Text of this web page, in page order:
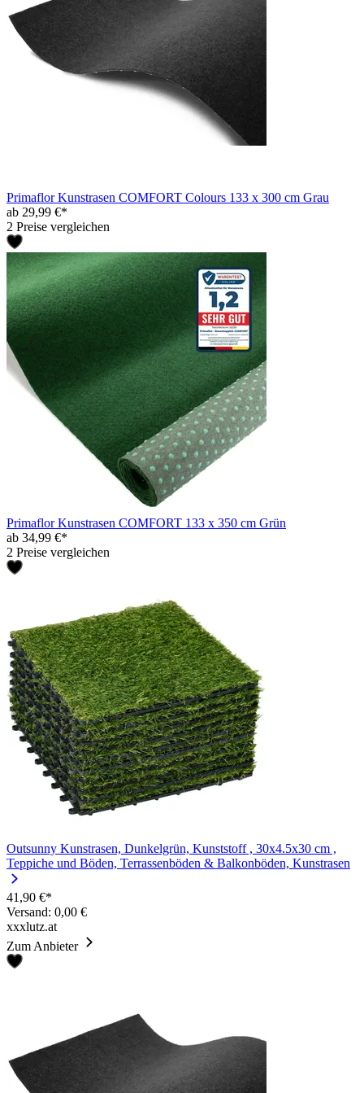
Primaflor Kunstrasen COMFORT Colours 133 x 300 cm Grau
ab 29,99 €*
2 Preise vergleichen
Primaflor Kunstrasen COMFORT 133 x 350 cm Grün
ab 34,99 €*
2 Preise vergleichen
Outsunny Kunstrasen, Dunkelgrün, Kunststoff , 30x4.5x30 cm ,
Teppiche und Böden, Terrassenböden & Balkonböden, Kunstrasen
41,90 €*
Versand: 0,00 €
xxxlutz.at
Zum Anbieter